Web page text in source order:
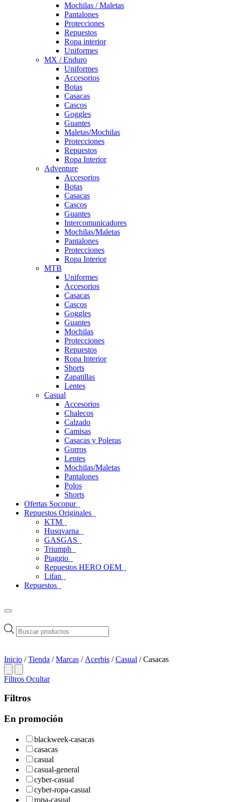
Mochilas / Maletas
Pantalones
Protecciones
Repuestos
Ropa interior
Uniformes
MX / Enduro
Uniformes
Accesorios
Botas
Casacas
Cascos
Goggles
Guantes
Maletas/Mochilas
Protecciones
Repuestos
Ropa Interior
Adventure
Accesorios
Botas
Casacas
Cascos
Guantes
Intercomunicadores
Mochilas/Maletas
Pantalones
Protecciones
Ropa Interior
MTB
Uniformes
Accesorios
Casacas
Cascos
Goggles
Guantes
Mochilas
Protecciones
Repuestos
Ropa Interior
Shorts
Zapatillas
Lentes
Casual
Accesorios
Chalecos
Calzado
Camisas
Casacas y Poleras
Gorros
Lentes
Mochilas/Maletas
Pantalones
Polos
Shorts
Ofertas Socopur
Repuestos Originales
KTM
Husqvarna
GASGAS
Triumph
Piaggio
Repuestos HERO OEM
Lifan
Repuestos
Búsqueda
de
Inicio /Tienda /Marcas / Acerbis /Casual / Casacas
Filtros Ocultar
Filtros
En promoción
blackweek-casacas
casacas
casual
casual-general
cyber-casual
cyber-ropa-casual
ropa-casual